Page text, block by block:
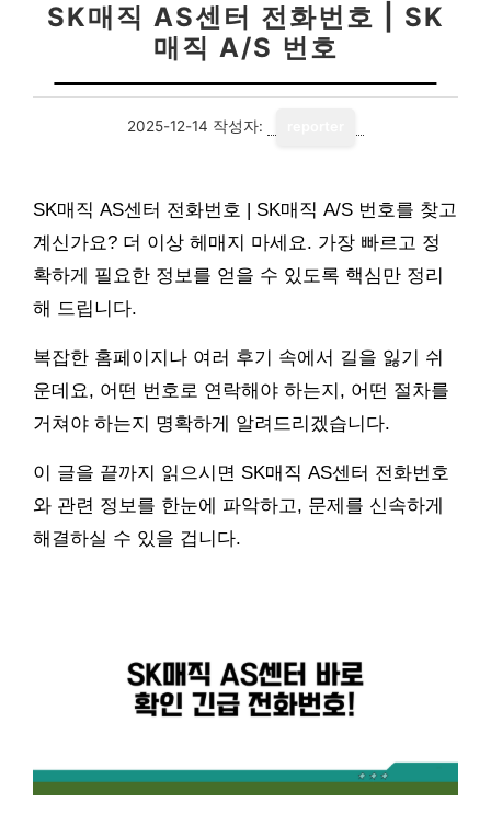
SK매직 AS센터 전화번호 | SK
매직 A/S 번호
2025-12-14 작성자:
SK매직 AS센터 전화번호 | SK매직 A/S 번호를 찾고
계신가요? 더 이상 헤매지 마세요. 가장 빠르고 정
확하게 필요한 정보를 얻을 수 있도록 핵심만 정리
해 드립니다.
복잡한 홈페이지나 여러 후기 속에서 길을 잃기 쉬
운데요, 어떤 번호로 연락해야 하는지, 어떤 절차를
거쳐야 하는지 명확하게 알려드리겠습니다.
이 글을 끝까지 읽으시면 SK매직 AS센터 전화번호
와 관련 정보를 한눈에 파악하고, 문제를 신속하게
해결하실 수 있을 겁니다.